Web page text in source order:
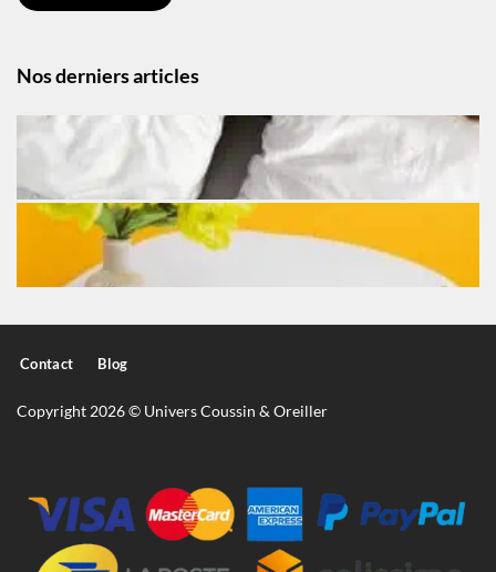
Nos derniers articles
Contact Blog
Copyright 2026 © Univers Coussin & Oreiller